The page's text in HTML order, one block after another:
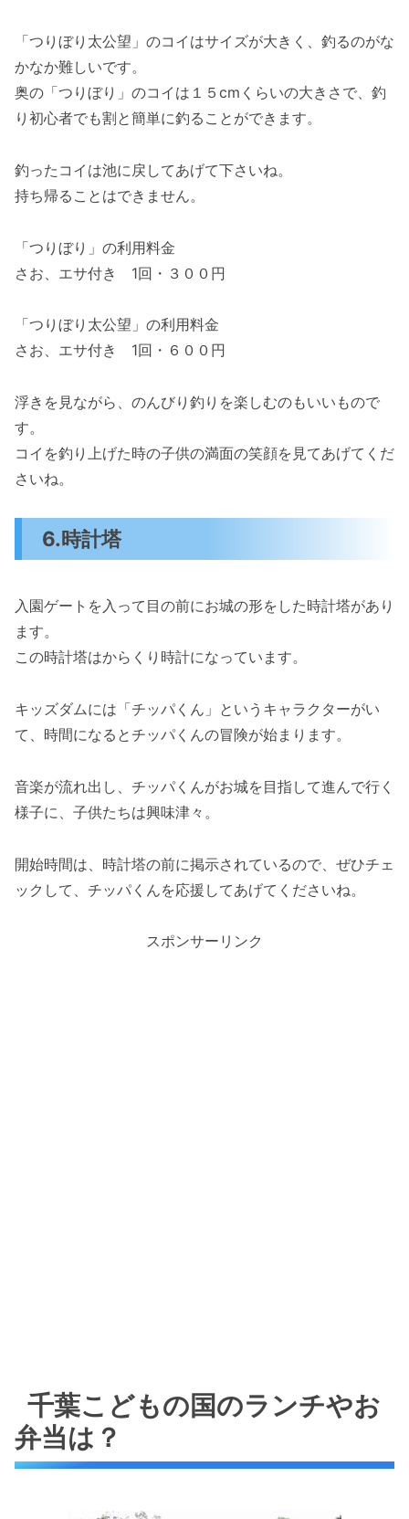
「つりぼり太公望」のコイはサイズが大きく、釣るのがな
かなか難しいです。
奥の「つりぼり」のコイは１５cmくらいの大きさで、釣
り初心者でも割と簡単に釣ることができます。
釣ったコイは池に戻してあげて下さいね。
持ち帰ることはできません。
「つりぼり」の利用料金
さお、エサ付き 1回・３００円
「つりぼり太公望」の利用料金
さお、エサ付き 1回・６００円
浮きを見ながら、のんびり釣りを楽しむのもいいもので
す。
コイを釣り上げた時の子供の満面の笑顔を見てあげてくだ
さいね。
6.時計塔
入園ゲートを入って目の前にお城の形をした時計塔があり
ます。
この時計塔はからくり時計になっています。
キッズダムには「チッパくん」というキャラクターがい
て、時間になるとチッパくんの冒険が始まります。
音楽が流れ出し、チッパくんがお城を目指して進んで行く
様子に、子供たちは興味津々。
開始時間は、時計塔の前に掲示されているので、ぜひチェ
ックして、チッパくんを応援してあげてくださいね。
スポンサーリンク
千葉こどもの国のランチやお
弁当は？